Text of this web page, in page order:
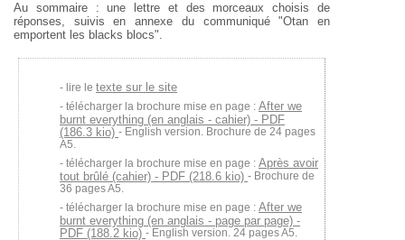
Au sommaire : une lettre et des morceaux choisis de
réponses, suivis en annexe du communiqué "Otan en
emportent les blacks blocs".
lire le texte sur le site
télécharger la brochure mise en page : After we
burnt everything (en anglais - cahier) - PDF
(186.3 kio) - English version. Brochure de 24 pages
A5.
télécharger la brochure mise en page : Après avoir
tout brûlé (cahier) - PDF (218.6 kio) - Brochure de
36 pages A5.
télécharger la brochure mise en page : After we
burnt everything (en anglais - page par page) -
PDF (188.2 kio) - English version. 24 pages A5.